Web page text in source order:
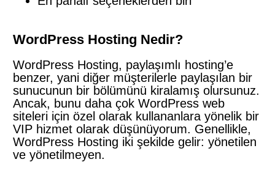
WordPress Hosting Nedir?
WordPress Hosting, paylaşımlı hosting’e
benzer, yani diğer müşterilerle paylaşılan bir
sunucunun bir bölümünü kiralamış olursunuz.
Ancak, bunu daha çok WordPress web
siteleri için özel olarak kullananlara yönelik bir
VIP hizmet olarak düşünüyorum. Genellikle,
WordPress Hosting iki şekilde gelir: yönetilen
ve yönetilmeyen.